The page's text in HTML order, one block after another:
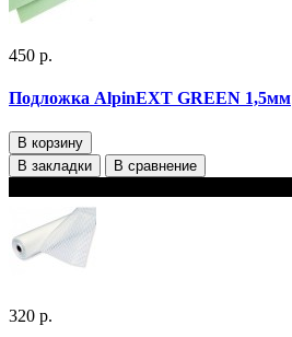
450 р.
Подложка AlpinEXT GREEN 1,5мм
В корзину
В закладки
В сравнение
320 р.